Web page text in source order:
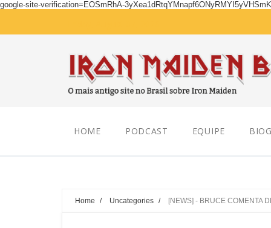
google-site-verification=EOSmRhA-
HOME PODCAST EQUIPE
Home / Uncategories / [NEWS] - BRUCE COMENTA